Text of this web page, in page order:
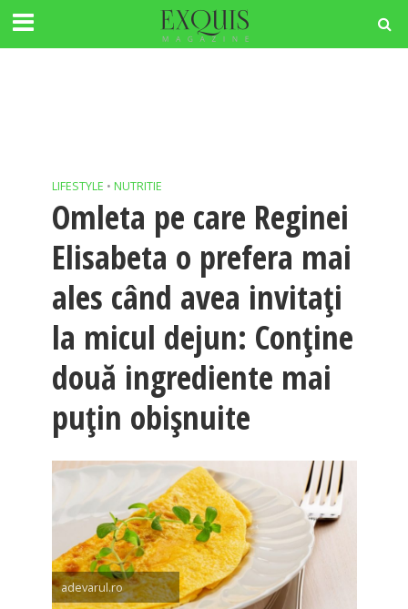
LIFESTYLE • NUTRITIE
Omleta pe care Reginei
Elisabeta o prefera mai
ales când avea invitați
la micul dejun: Conține
două ingrediente mai
puțin obișnuite
adevarul.ro